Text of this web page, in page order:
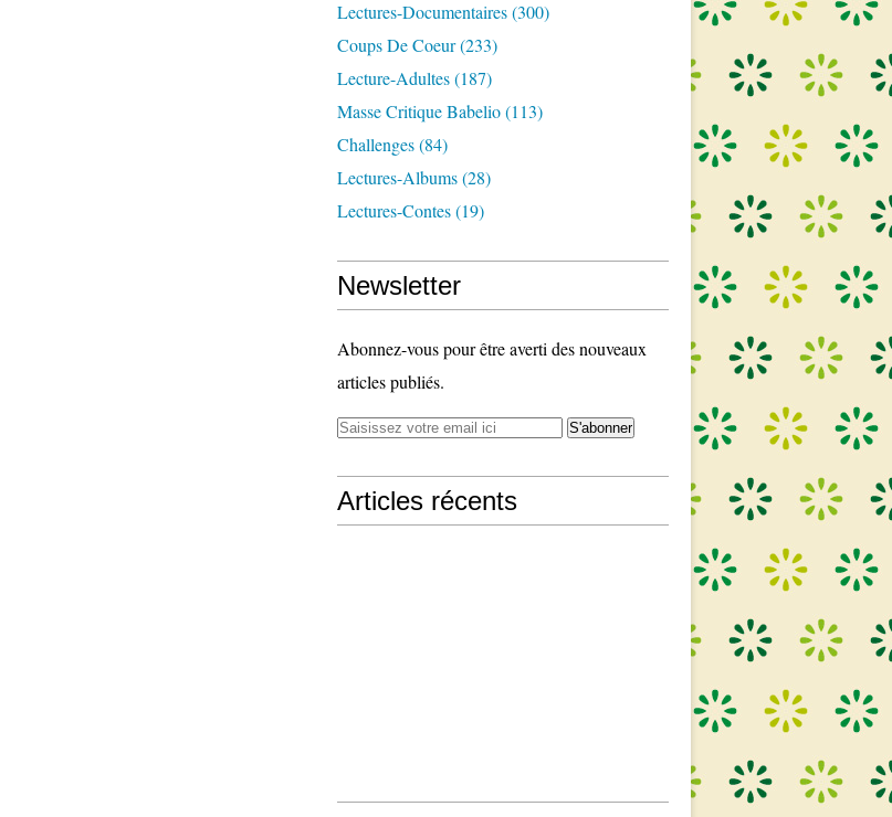
Lectures-Documentaires(300)
Coups De Coeur(233)
Lecture-Adultes(187)
Masse Critique Babelio(113)
Challenges(84)
Lectures-Albums(28)
Lectures-Contes(19)
Newsletter
Abonnez-vous pour être averti des nouveaux
articles publiés.
Articles récents